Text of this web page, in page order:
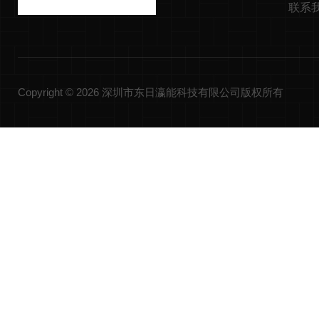
联系
Copyright © 2026 深圳市东日瀛能科技有限公司版权所有